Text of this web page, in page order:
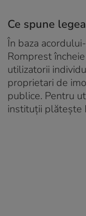
Ce spune
În baza
Romprest
utilizatorii
proprietari de
publice. Pentru
instituții plătește